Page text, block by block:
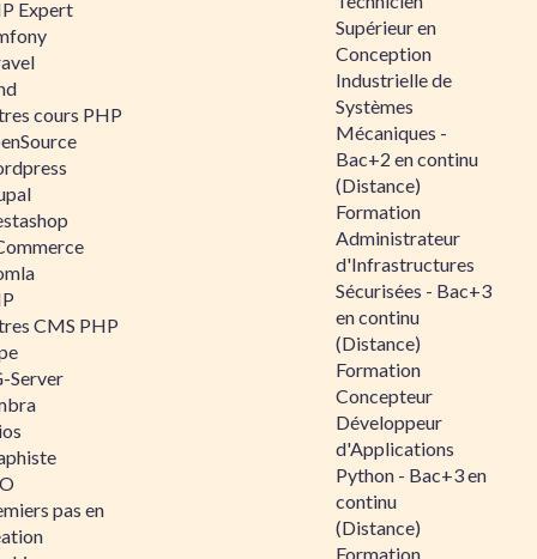
Expert
cours PHP
CMS PHP
Server
pas en
Supérieur en
Conception
Industrielle de
Systèmes
Mécaniques -
Bac+2 en continu
(Distance)
Formation
Administrateur
d'Infrastructures
Sécurisées - Bac+3
en continu
(Distance)
Formation
Concepteur
Développeur
d'Applications
Python - Bac+3 en
continu
(Distance)
Formation